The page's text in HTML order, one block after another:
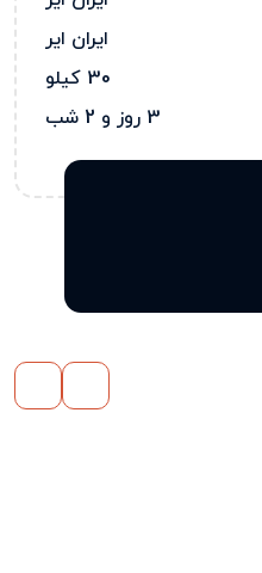
ایران ایر
30 کیلو
3 روز و 2 شب